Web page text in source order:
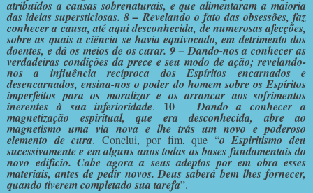
atribuídos a causas sobrenaturais, e que alimentaram a maioria
das ideias supersticiosas. 8 – Revelando o fato das obsessões, faz
conhecer a causa, até aqui desconhecida, de numerosas afecções,
sobre as quais a ciência se havia equivocado, em detrimento dos
doentes, e dá os meios de os curar. 9 – Dando-nos a conhecer as
verdadeiras condições da prece e seu modo de ação; revelando-
nos a influência recíproca dos Espíritos encarnados e
desencarnados, ensina-nos o poder do homem sobre os Espíritos
imperfeitos para os moralizar e os arrancar aos sofrimentos
inerentes à sua inferioridade. 10 – Dando a conhecer a
magnetização espiritual, que era desconhecida, abre ao
magnetismo uma via nova e lhe trás um novo e poderoso
elemento de cura. Conclui, por fim, que “o Espiritismo deu
sucessivamente e em alguns anos todas as bases fundamentais do
novo edifício. Cabe agora a seus adeptos por em obra esses
materiais, antes de pedir novos. Deus saberá bem lhes fornecer,
quando tiverem completado sua tarefa”.